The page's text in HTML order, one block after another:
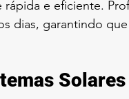
e eficiente.
dias, garantindo